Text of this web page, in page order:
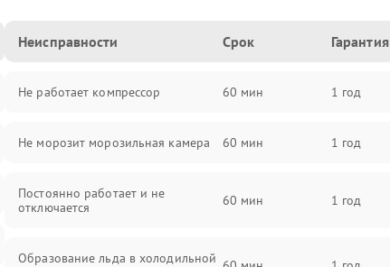
Неисправности Срок Гарантия
Не работает компрессор 60 мин 1 год
Не морозит морозильная камера 60 мин 1 год
Постоянно работает и не
отключается
60 мин 1 год
Образование льда в холодильной